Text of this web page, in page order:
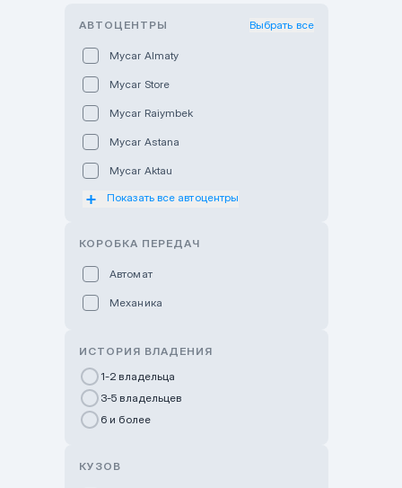
АВТОЦЕНТРЫ Выбрать все
Mycar Almaty
Mycar Store
Mycar Raiymbek
Mycar Astana
Mycar Aktau
Mycar Uralsk
GWM Nurly Zhol
Chery Astana
Показать все автоцентры
КОРОБКА ПЕРЕДАЧ
Автомат
Механика
ИСТОРИЯ ВЛАДЕНИЯ
1-2 владельца
3-5 владельцев
6 и более
КУЗОВ